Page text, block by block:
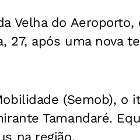
Velha do Aeroporto,
27, após uma nova
(Semob), o
Tamandaré.
na região.